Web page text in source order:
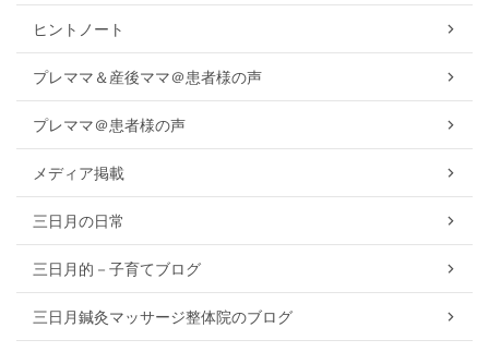
ヒントノート
プレママ＆産後ママ＠患者様の声
プレママ＠患者様の声
メディア掲載
三日月の日常
三日月的－子育てブログ
三日月鍼灸マッサージ整体院のブログ